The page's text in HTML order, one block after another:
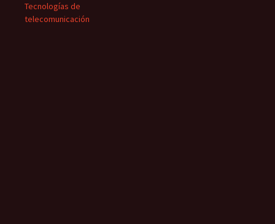
Tecnologías de
telecomunicación